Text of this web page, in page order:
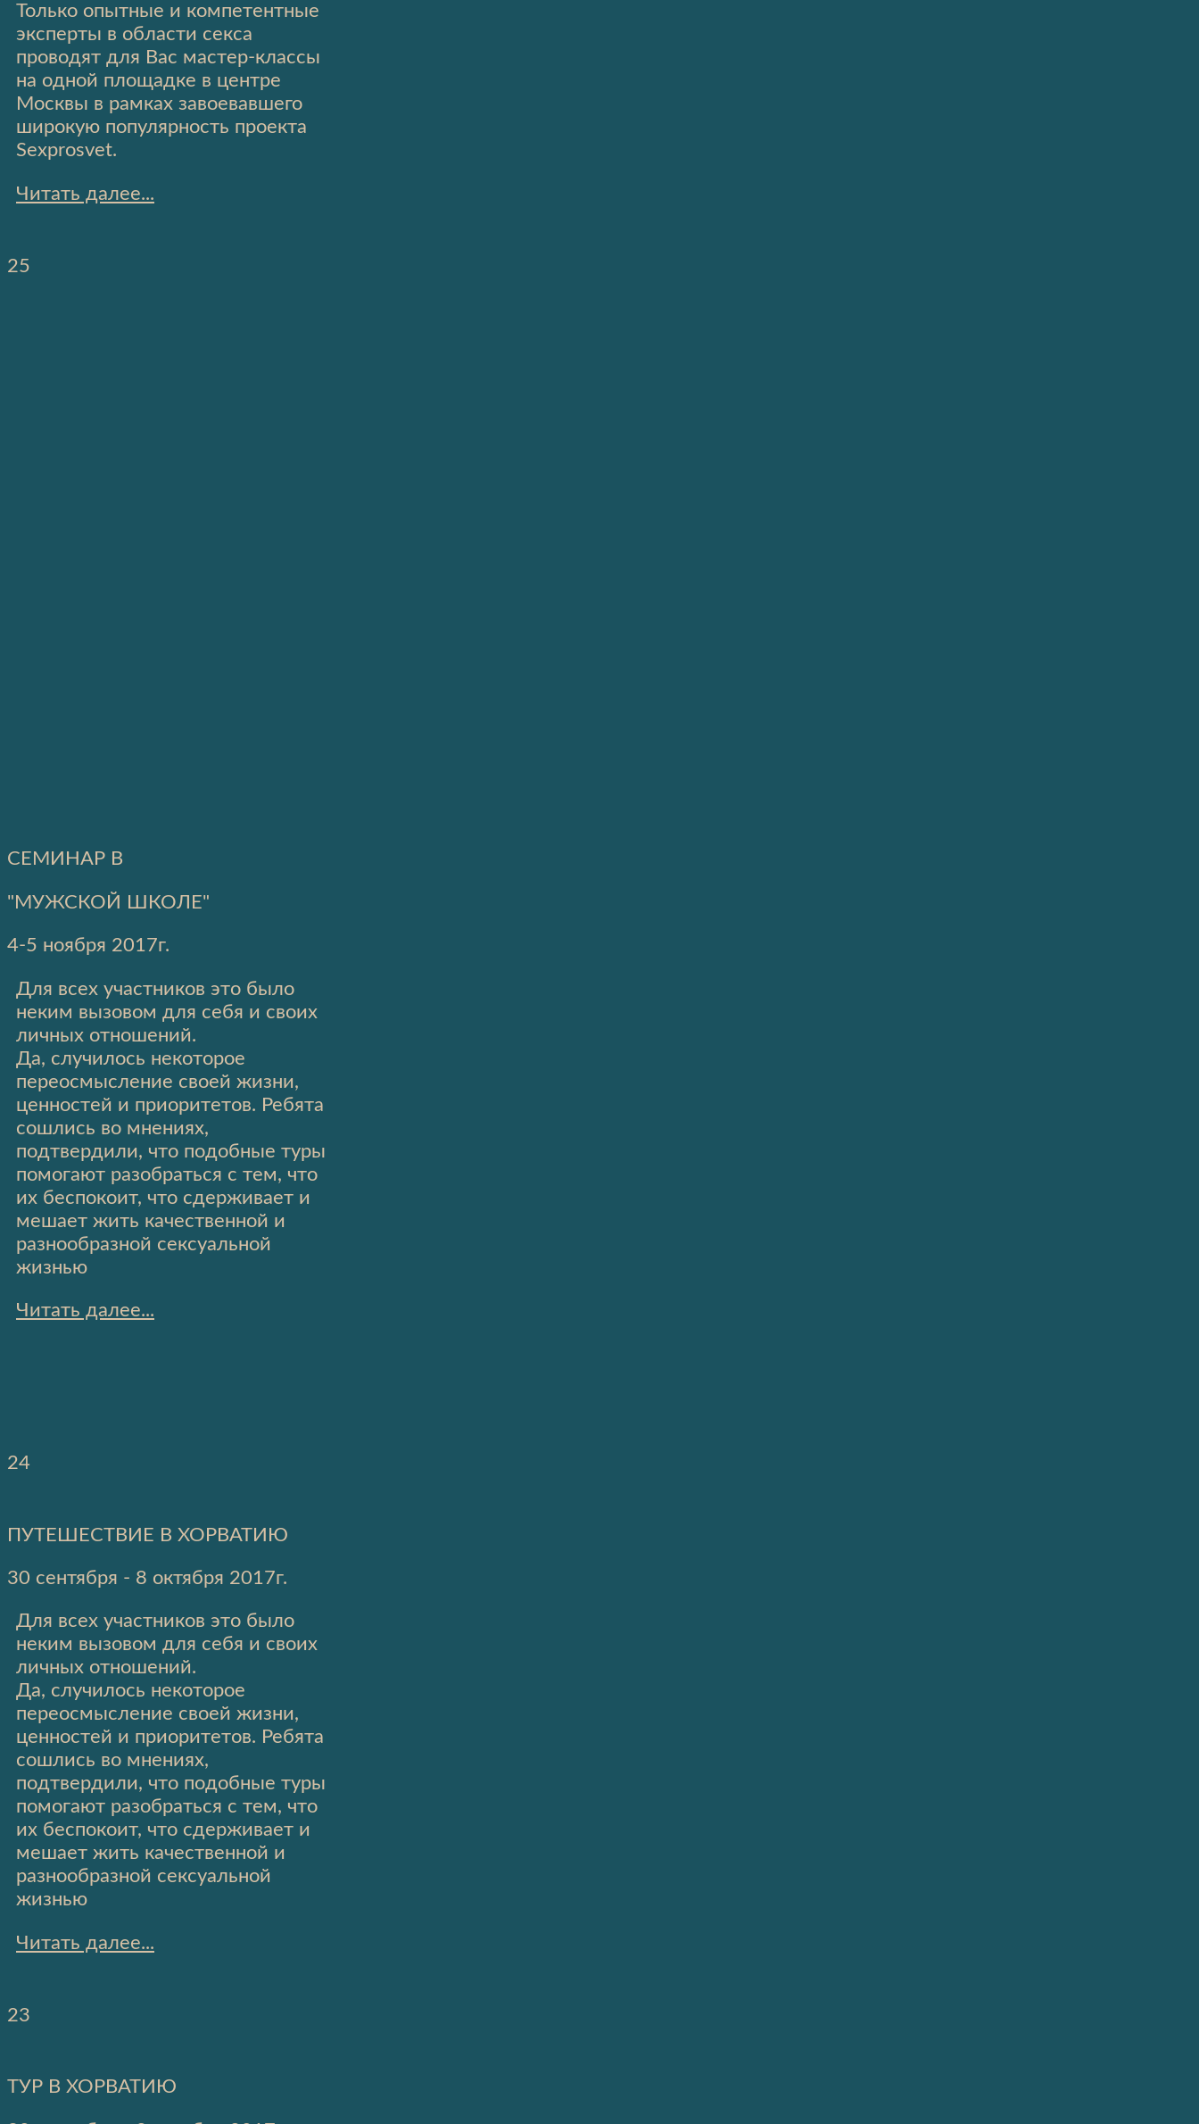
Только опытные и компетентные
эксперты в области секса
проводят для Вас мастер-классы
на одной площадке в центре
Москвы в рамках завоевавшего
широкую популярность проекта
Sexprosvet.
Читать далее...
25
СЕМИНАР В
"МУЖСКОЙ ШКОЛЕ"
4-5 ноября 2017г.
Для всех участников это было
неким вызовом для себя и своих
личных отношений.
Да, случилось некоторое
переосмысление своей жизни,
ценностей и приоритетов. Ребята
сошлись во мнениях,
подтвердили, что подобные туры
помогают разобраться с тем, что
их беспокоит, что сдерживает и
мешает жить качественной и
разнообразной сексуальной
жизнью
Читать далее...
24
ПУТЕШЕСТВИЕ В ХОРВАТИЮ
30 сентября - 8 октября 2017г.
Для всех участников это было
неким вызовом для себя и своих
личных отношений.
Да, случилось некоторое
переосмысление своей жизни,
ценностей и приоритетов. Ребята
сошлись во мнениях,
подтвердили, что подобные туры
помогают разобраться с тем, что
их беспокоит, что сдерживает и
мешает жить качественной и
разнообразной сексуальной
жизнью
Читать далее...
23
ТУР В ХОРВАТИЮ